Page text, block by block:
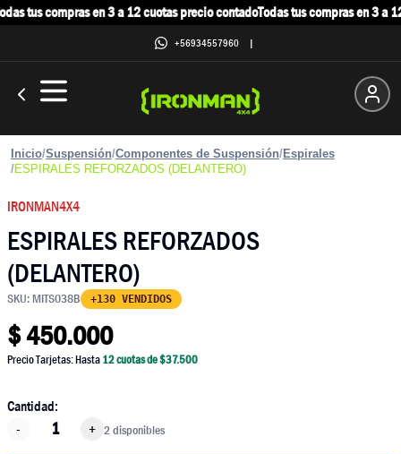
tus compras en 3 a 12 cuotas precio contadoTodas tus compras en 3 a
+56934557960 |
Inicio/Suspensión/Componentes de Suspensión/Espirales
/ESPIRALES REFORZADOS (DELANTERO)
IRONMAN4X4
ESPIRALES REFORZADOS
(DELANTERO)
SKU: MITS038B +130 VENDIDOS
$450.000
Precio Tarjetas: Hasta12cuotas de $37.500
Cantidad:
-
+ 2 disponibles